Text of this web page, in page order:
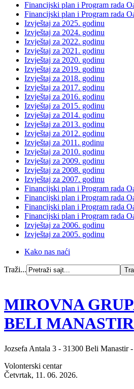
Financijski plan i Program rada
Financijski plan i Program rada
Izvještaj za 2025. godinu
Izvještaj za 2024. godinu
Izvještaj za 2022. godinu
Izvještaj za 2021. godinu
Izvještaj za 2020. godinu
Izvještaj za 2019. godinu
Izvještaj za 2018. godinu
Izvještaj za 2017. godinu
Izvještaj za 2016. godinu
Izvještaj za 2015. godinu
Izvještaj za 2014. godinu
Izvještaj za 2013. godinu
Izvještaj za 2012. godinu
Izvještaj za 2011. godinu
Izvještaj za 2010. godinu
Izvještaj za 2009. godinu
Izvještaj za 2008. godinu
Izvještaj za 2007. godinu
Financijski plan i Program rada
Financijski plan i Program rada
Financijski plan i Program rada
Financijski plan i Program rada
Izvještaj za 2006. godinu
Izvještaj za 2005. godinu
Kako nas naći
Traži...
MIROVNA
BELI MANASTIR
Jozsefa Antala 3 - 31300 Beli Manastir
Volonterski centar
Četvrtak, 11. 06. 2026.